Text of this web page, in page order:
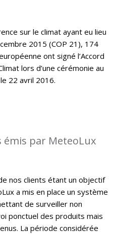
sur le climat ayant eu lieu
2015 (COP 21), 174
ont signé l’Accord
lors d’une cérémonie au
22 avril 2016.
par MeteoLux
nos clients étant un objectif
a mis en place un système
de surveiller non
ponctuel des produits mais
La période considérée